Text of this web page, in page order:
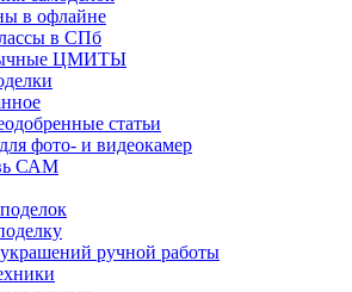
в офлайне
в СПб
ЦМИТЫ
статьи
фото- и видеокамер
САМ
ручной работы